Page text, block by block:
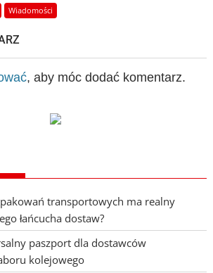
Wiadomości
, aby móc dodać komentarz.
transportowych ma realny
łańcucha dostaw?
paszport dla dostawców
kolejowego